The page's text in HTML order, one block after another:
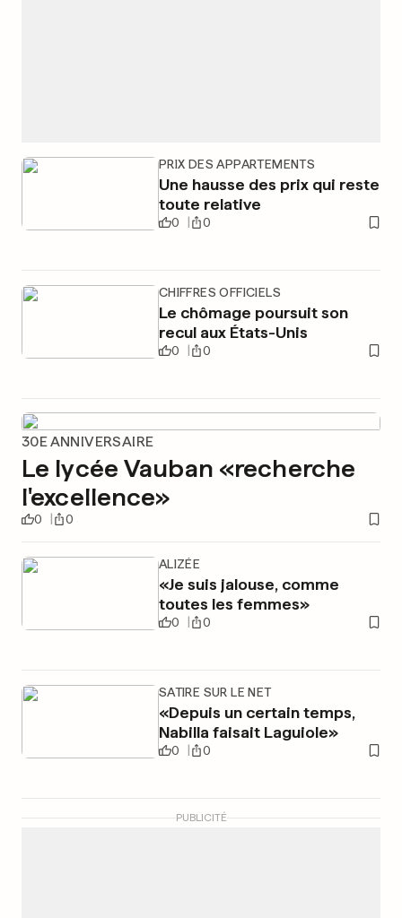
PRIX DES APPARTEMENTS
Une hausse des prix qui reste
toute relative
0 0
CHIFFRES OFFICIELS
Le chômage poursuit son
recul aux États-Unis
0 0
30E ANNIVERSAIRE
Le lycée Vauban «recherche
l'excellence»
0 0
ALIZÉE
«Je suis jalouse, comme
toutes les femmes»
0 0
SATIRE SUR LE NET
«Depuis un certain temps,
Nabilla faisait Laguiole»
0 0
PUBLICITÉ